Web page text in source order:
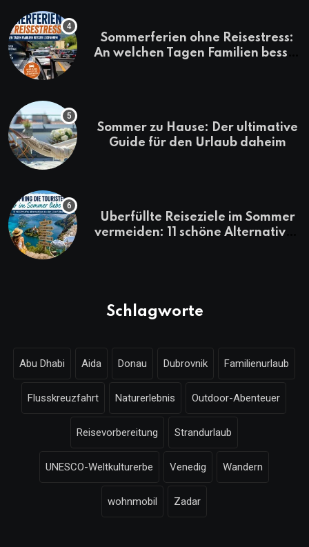
Sommerferien ohne Reisestress:
An welchen Tagen Familien besser
Sommer zu Hause: Der ultimative
Guide für den Urlaub daheim
Überfüllte Reiseziele im Sommer
vermeiden: 11 schöne Alternativen
Schlagworte
Abu Dhabi Aida Donau Dubrovnik Familienurlaub
Flusskreuzfahrt Naturerlebnis Outdoor-Abenteuer
Reisevorbereitung Strandurlaub
UNESCO-Weltkulturerbe Venedig Wandern
wohnmobil Zadar